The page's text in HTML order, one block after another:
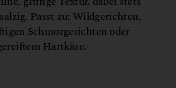
Passt zu: Wildgerichten,
Schmorgerichten oder
Hartkäse.